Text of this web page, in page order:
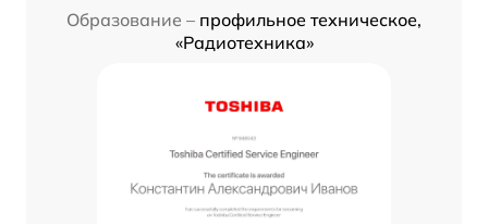
Образование – профильное техническое,
«Радиотехника»